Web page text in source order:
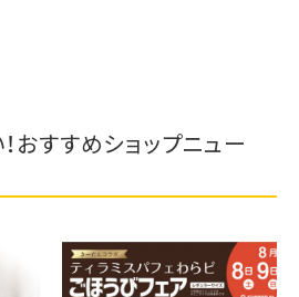
おすすめショップニュー